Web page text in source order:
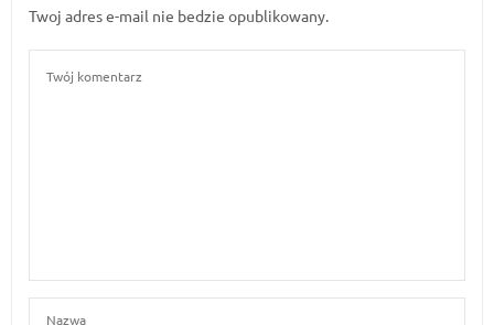
Twoj adres e-mail nie bedzie opublikowany.